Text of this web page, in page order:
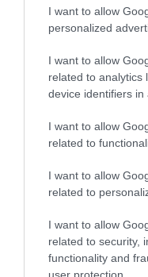
I want to allow
personalized
I want to allow
related to analytics
device identifiers in
I want to allow
related to
I want to allow
related to
I want to allow
related to security,
functionality and
user protection.
Με Τεχνητή
ρομποτικά